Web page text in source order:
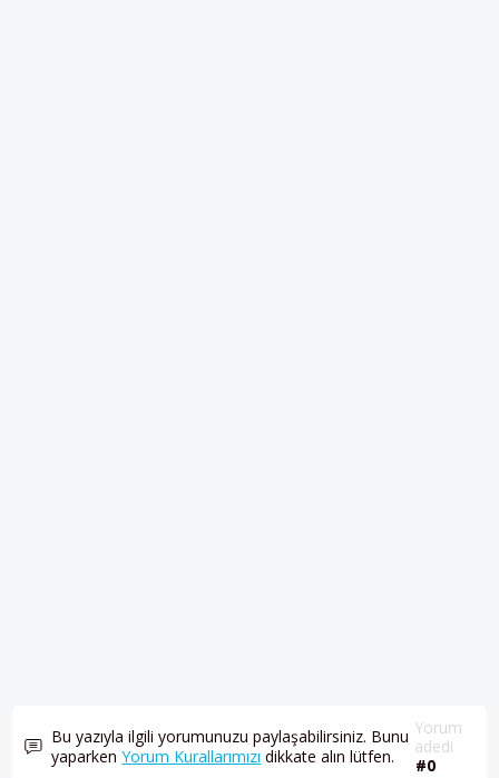
Bu yazıyla ilgili yorumunuzu paylaşabilirsiniz. Bunu
yaparkenYorum Kurallarımızı dikkate alın lütfen.
Yorum
adedi
#0